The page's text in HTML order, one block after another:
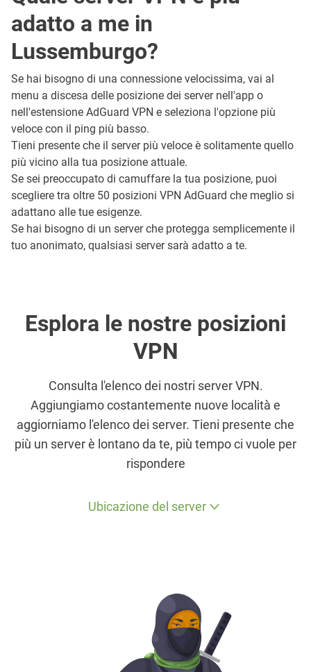
adatto a me in
Lussemburgo?
Se hai bisogno di una connessione velocissima, vai al
menu a discesa delle posizione dei server nell'app o
nell'estensione AdGuard VPN e seleziona l'opzione più
veloce con il ping più basso.
Tieni presente che il server più veloce è solitamente quello
più vicino alla tua posizione attuale.
Se sei preoccupato di camuffare la tua posizione, puoi
scegliere tra oltre 50 posizioni VPN AdGuard che meglio si
adattano alle tue esigenze.
Se hai bisogno di un server che protegga semplicemente il
tuo anonimato, qualsiasi server sarà adatto a te.
Esplora le nostre posizioni
VPN
Consulta l'elenco dei nostri server VPN.
Aggiungiamo costantemente nuove località e
aggiorniamo l'elenco dei server. Tieni presente che
più un server è lontano da te, più tempo ci vuole per
rispondere
Ubicazione del server